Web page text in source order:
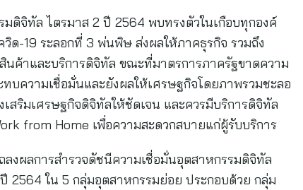
ดิจิทัล ไตรมาส 2 ปี 2564 พบทรงตัวในเกือบทุกองค์
ด-19 ระลอกที่ 3 พ่นพิษ ส่งผลให้ภาคธุรกิจ รวมถึง
ค้าและบริการดิจิทัล ขณะที่มาตรการภาครัฐขาดความ
บความเชื่อมั่นและยังผลให้เศรษฐกิจโดยภาพรวมชะลอ
สริมเศรษฐกิจดิจิทัลให้ชัดเจน และควรมีบริการดิจิทัล
from Home เพื่อความสะดวกสบายแก่ผู้รับบริการ
งผลการสำรวจดัชนีความเชื่อมั่นอุตสาหกรรมดิจิทัล
2564 ใน 5 กลุ่มอุตสาหกรรมย่อย ประกอบด้วย กลุ่ม